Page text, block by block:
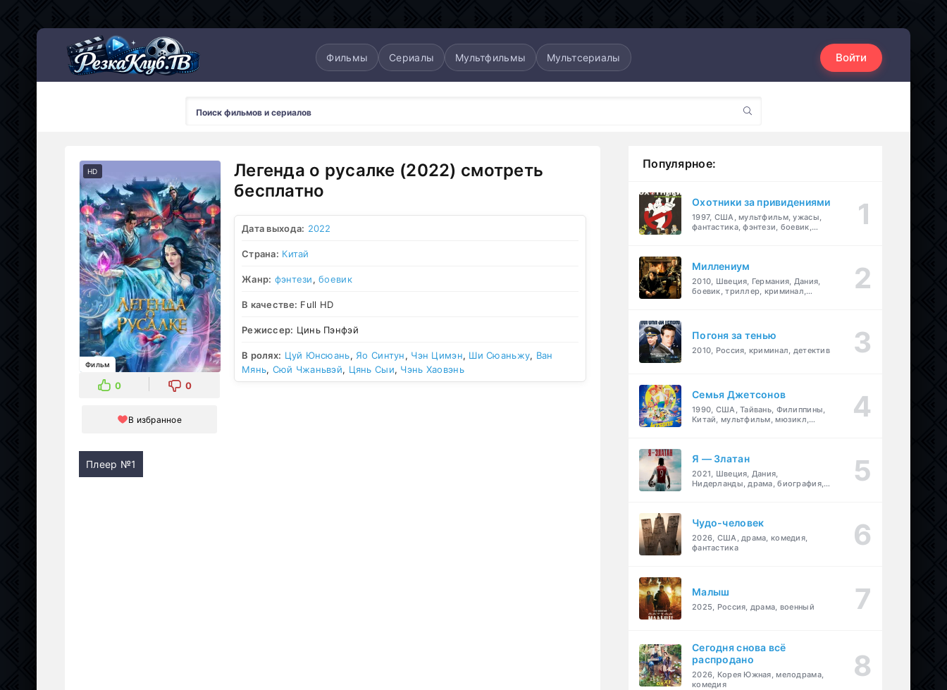
Фильмы Сериалы Мультфильмы Мультсериалы Войти
HD
Фильм
0 0
В избранное
Легенда о русалке (2022) смотреть
бесплатно
Дата выхода: 2022
Страна: Китай
Жанр: фэнтези,боевик
В качестве: Full HD
Режиссер: Цинь Пэнфэй
В ролях: Цуй Юнсюань, Яо Синтун, Чэн Цимэн, Ши Сюаньжу, Ван
Мянь, Сюй Чжаньвэй, Цянь Сыи, Чэнь Хаовэнь
Плеер №1
Популярное:
Охотники за привидениями
1997, США, мультфильм, ужасы,
фантастика, фэнтези, боевик,
Миллениум
2010, Швеция, Германия, Дания,
боевик, триллер, криминал,
Погоня за тенью
2010, Россия, криминал, детектив
Семья Джетсонов
1990, США, Тайвань, Филиппины,
Китай, мультфильм, мюзикл,
Я — Златан
2021, Швеция, Дания,
Нидерланды, драма, биография,
Чудо-человек
2026, США, драма, комедия,
фантастика
Малыш
2025, Россия, драма, военный
Сегодня снова всё
распродано
2026, Корея Южная, мелодрама,
комедия
Мультсериалы